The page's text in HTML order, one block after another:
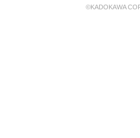
©KADOKAWA